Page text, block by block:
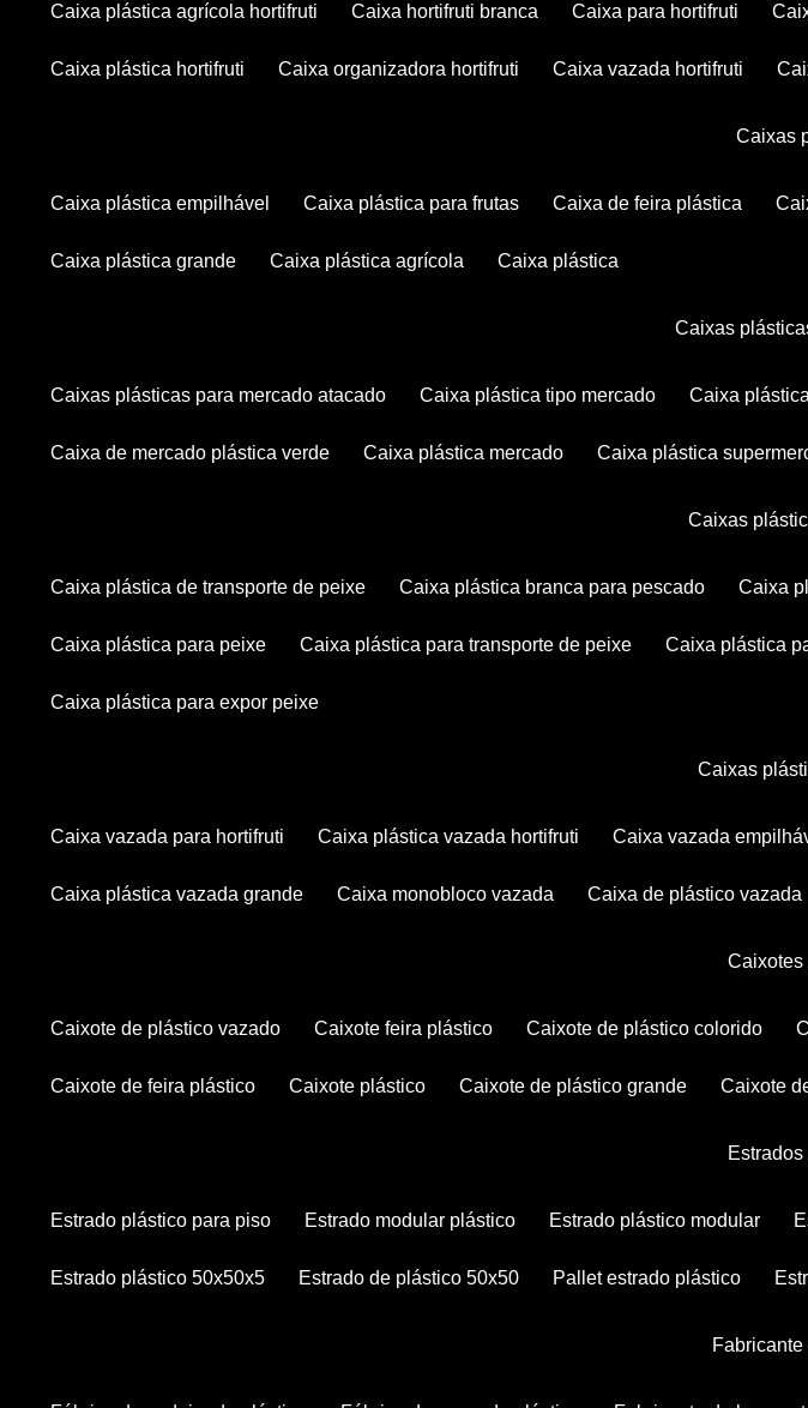
caixa plástica agrícola hortifruti caixa hortifruti branca caixa para hortifruti
caixa plástica hortifruti caixa organizadora hortifruti caixa vazada hortifruti
caixas
caixa plástica empilhável caixa plástica para frutas caixa de feira plástica
caixa plástica grande caixa plástica agrícola caixa plástica
caixas
caixas plásticas para mercado atacado caixa plástica tipo mercado caixa
caixa de mercado plástica verde caixa plástica mercado caixa plástica
caixas
caixa plástica de transporte de peixe caixa plástica branca para pescado caixa
caixa plástica para peixe caixa plástica para transporte de peixe caixa plástica
caixa plástica para expor peixe
caixas
caixa vazada para hortifruti caixa plástica vazada hortifruti caixa vazada
caixa plástica vazada grande caixa monobloco vazada caixa de plástico vazada
caixote de plástico vazado caixote feira plástico caixote de plástico colorido
caixote de feira plástico caixote plástico caixote de plástico grande caixote
estrado plástico para piso estrado modular plástico estrado plástico modular
estrado plástico 50x50x5 estrado de plástico 50x50 pallet estrado plástico